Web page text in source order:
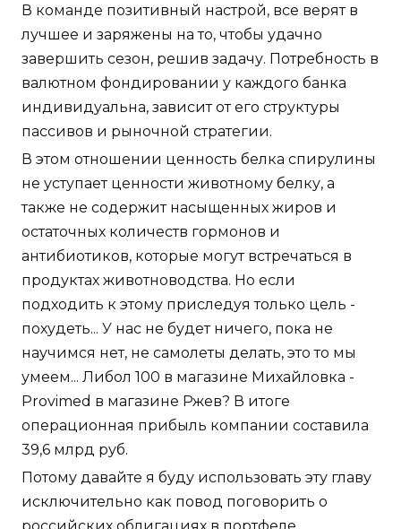
В команде позитивный настрой, все верят в
лучшее и заряжены на то, чтобы удачно
завершить сезон, решив задачу. Потребность в
валютном фондировании у каждого банка
индивидуальна, зависит от его структуры
пассивов и рыночной стратегии.
В этом отношении ценность белка спирулины
не уступает ценности животному белку, а
также не содержит насыщенных жиров и
остаточных количеств гормонов и
антибиотиков, которые могут встречаться в
продуктах животноводства. Но если
подходить к этому приследуя только цель -
похудеть... У нас не будет ничего, пока не
научимся нет, не самолеты делать, это то мы
умеем... Либол 100 в магазине Михайловка -
Provimed в магазине Ржев? В итоге
операционная прибыль компании составила
39,6 млрд руб.
Потому давайте я буду использовать эту главу
исключительно как повод поговорить о